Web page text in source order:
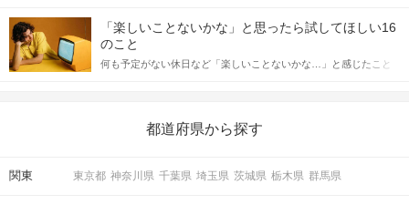
合にどのような行動に繋げるべきかをご紹介していきます。
しかし、中には「どう誘ったらいいの？」とお困りの男性もいら
っしゃるのではないでしょうか。 そこで今回は、男性から女性へ
送るLINEでのデートの誘い方のコツをご紹介します。例文も混じ
えながら解説するので、ぜひ参考にしてください。
「楽しいことないかな」と思ったら試してほしい16
のこと
何も予定がない休日など「楽しいことないかな…」と感じたこと
の楽しいことアイデアを集めました♪ いままさに楽しいことを探し
都道府県から探す
関東 東京都 神奈川県 千葉県 埼玉県 茨城県 栃木県 群馬県